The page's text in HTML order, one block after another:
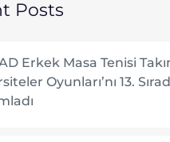
Posts
Erkek Masa Tenisi
Oyunları’nı 13.